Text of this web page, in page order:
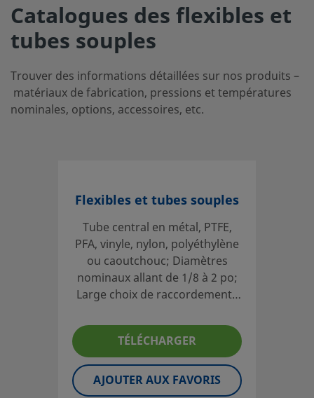
Catalogues des flexibles et
tubes souples
Trouver des informations détaillées sur nos produits –
matériaux de fabrication, pressions et températures
nominales, options, accessoires, etc.
Flexibles et tubes souples
Tube central en métal, PTFE,
PFA, vinyle, nylon, polyéthylène
ou caoutchouc; Diamètres
nominaux allant de 1/8 à 2 po;
Large choix de raccordements
Flexibles et tubes sur mesure
disponibles; Enveloppes,
étiquetages et tests optionnels
TÉLÉCHARGER
AJOUTER AUX FAVORIS